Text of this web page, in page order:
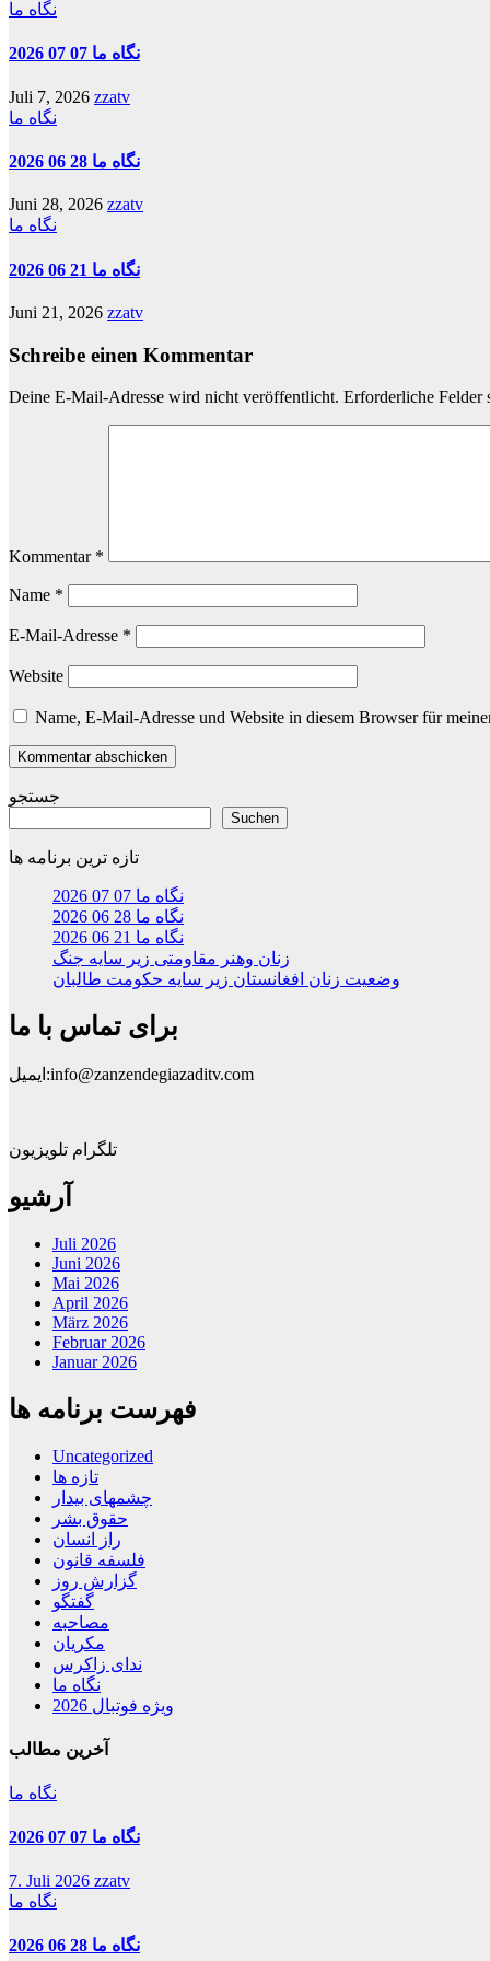
نگاه ما
نگاه ما 07 07 2026
Juli 7, 2026 zzatv
نگاه ما
نگاه ما 28 06 2026
Juni 28, 2026 zzatv
نگاه ما
نگاه ما 21 06 2026
Juni 21, 2026 zzatv
Schreibe einen Kommentar
Deine E-Mail-Adresse wird nicht veröffentlicht. Erforderliche Felder
Kommentar *
Name *
E-Mail-Adresse *
Website
Name, E-Mail-Adresse und Website in diesem Browser für
جستجو
Suchen
تازه ترین برنامه ها
نگاه ما 07 07 2026
نگاه ما 28 06 2026
نگاه ما 21 06 2026
زنان وهنر مقاومتی زیر سایه جنگ
وضعیت زنان افغانستان زیر سایه حکومت طالبان
برای تماس با ما
ایمیل:info@zanzendegiazaditv.com
تلگرام تلویزیون
آرشیو
Juli 2026
Juni 2026
Mai 2026
April 2026
März 2026
Februar 2026
Januar 2026
فهرست برنامه ها
Uncategorized
تازه ها
چشمهای بیدار
حقوق بشر
راز انسان
فلسفه قانون
گزارش روز
گفتگو
مصاحبه
مکریان
ندای زاکرس
نگاه ما
ویژه فوتبال 2026
آخرین مطالب
نگاه ما
نگاه ما 07 07 2026
7. Juli 2026 zzatv
نگاه ما
نگاه ما 28 06 2026